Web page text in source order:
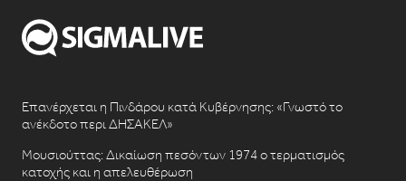
Επανέρχεται η Πινδάρου κατά Κυβέρνησης: «Γνωστό το
ανέκδοτο περι ΔΗΣΑΚΕΛ»
Μουσιούττας: Δικαίωση πεσόντων 1974 ο τερματισμός
κατοχής και η απελευθέρωση